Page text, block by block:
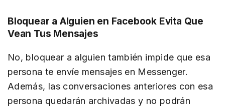
Bloquear a Alguien en Facebook Evita Que
Vean Tus Mensajes
No, bloquear a alguien también impide que esa
persona te envíe mensajes en Messenger.
Además, las conversaciones anteriores con esa
persona quedarán archivadas y no podrán